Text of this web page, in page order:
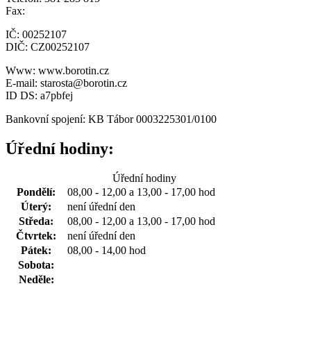
Fax:
IČ: 00252107
DIČ: CZ00252107
Www: www.borotin.cz
E-mail: starosta@borotin.cz
ID DS: a7pbfej
Bankovní spojení: KB Tábor 0003225301/0100
Úřední hodiny:
Úřední hodiny
Pondělí:
08,00 - 12,00 a 13,00 - 17,00 hod
Úterý:
není úřední den
Středa:
08,00 - 12,00 a 13,00 - 17,00 hod
Čtvrtek:
není úřední den
Pátek:
08,00 - 14,00 hod
Sobota:
Neděle: